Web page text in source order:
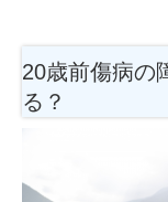
20歳前傷病の
る？